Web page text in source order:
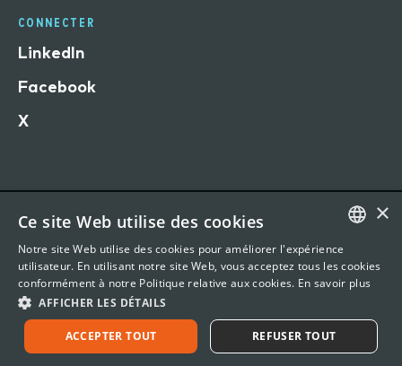
CONNECTER
LinkedIn
Facebook
X
Conditions d'utilisation du site Web
Déclaration de confidentialité
©2026 Vertafore, Inc. 1440 Rue Sainte-Catherine O,
Office 901, Montreal, QC H3G1R8
ENGLISH
FRENCH
×
Ce site Web utilise des cookies
Notre site Web utilise des cookies pour améliorer l'expérience
utilisateur. En utilisant notre site Web, vous acceptez tous les cookies
conformément à notre Politique relative aux cookies. En savoir plus
AFFICHER LES DÉTAILS
ACCEPTER TOUT REFUSER TOUT